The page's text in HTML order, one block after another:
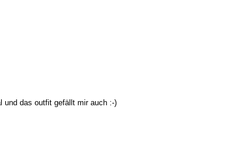
und das outfit gefällt mir auch :-)